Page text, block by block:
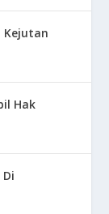
Kejutan
Hak